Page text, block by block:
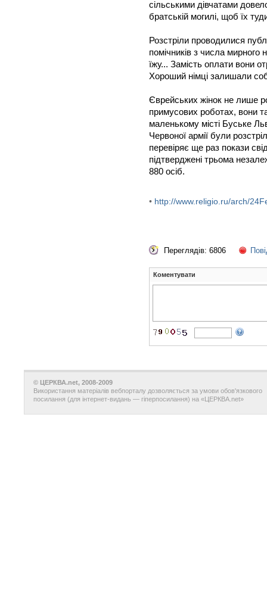
сільськими дівчатами
братській могилі, щоб їх
Розстріли проводилися
помічників з числа
їжу... Замість оплати вони
Хороший німці залишали
Єврейських жінок не лише
примусових роботах, вони
маленькому місті Буське
Червоної армії були
перевіряє ще раз покази
підтверджені трьома
880 осіб.
• http://www.religio.ru/arch/
Переглядів: 6806
Коментувати
© ЦЕРКВА.net, 2008-2009
Використання матеріалів вебпорталу дозволяється за умови обов'язкового
посилання (для інтернет-видань — гіперпосилання) на «ЦЕРКВА.net»